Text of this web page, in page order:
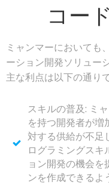
コー
ミャンマーにおいても
ーション開発ソリュー
主な利点は以下の通りで
スキルの普及: ミ
を持つ開発者が増
対する供給が不足
ログラミングス
ョン開発の機会を
ンを作成できるよ